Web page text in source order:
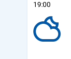
19:00